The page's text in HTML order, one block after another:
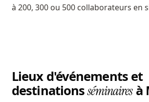
à 200, 300 ou 500 collaborateurs en
Lieux d'événements et
destinationsséminairesà